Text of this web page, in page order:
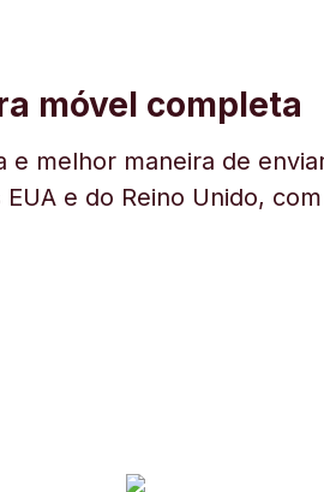
móvel completa
e melhor maneira de
e do Reino Unido,